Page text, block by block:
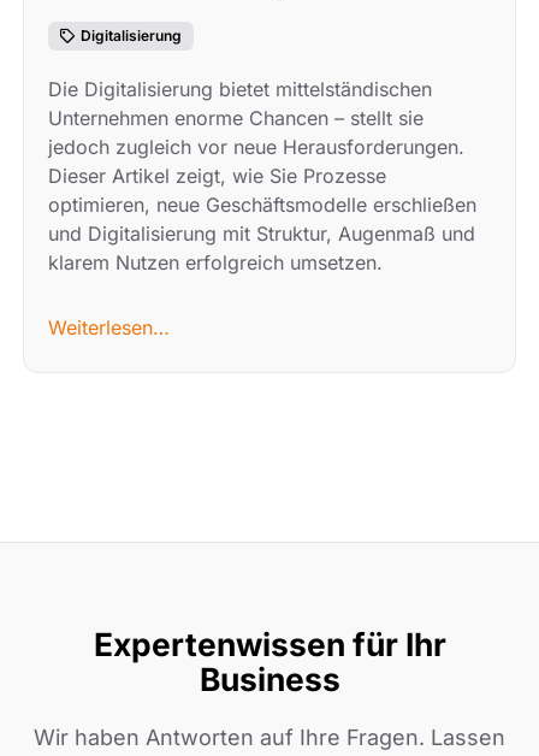
Digitalisierung
Die Digitalisierung bietet mittelständischen
Unternehmen enorme Chancen – stellt sie
jedoch zugleich vor neue Herausforderungen.
Dieser Artikel zeigt, wie Sie Prozesse
optimieren, neue Geschäftsmodelle erschließen
und Digitalisierung mit Struktur, Augenmaß und
klarem Nutzen erfolgreich umsetzen.
Weiterlesen…
Expertenwissen für Ihr
Business
Wir haben Antworten auf Ihre Fragen. Lassen